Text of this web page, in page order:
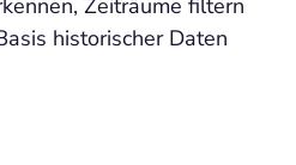
Zeiträume filtern
historischer Daten